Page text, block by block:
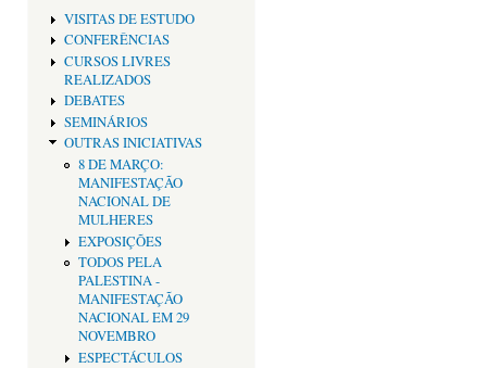
VISITAS DE ESTUDO
CONFERÊNCIAS
CURSOS LIVRES
REALIZADOS
DEBATES
SEMINÁRIOS
OUTRAS INICIATIVAS
8 DE MARÇO:
MANIFESTAÇÃO
NACIONAL DE
MULHERES
EXPOSIÇÕES
TODOS PELA
PALESTINA -
MANIFESTAÇÃO
NACIONAL EM 29
NOVEMBRO
ESPECTÁCULOS